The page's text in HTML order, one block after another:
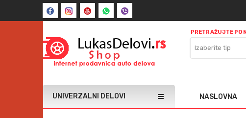
PRETRAŽUJTE PO
Izaberite tip
UNIVERZALNI DELOVI NASLOVNA